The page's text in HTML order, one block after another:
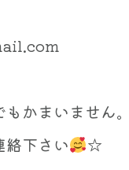
もかまいません
絡下さい
☆